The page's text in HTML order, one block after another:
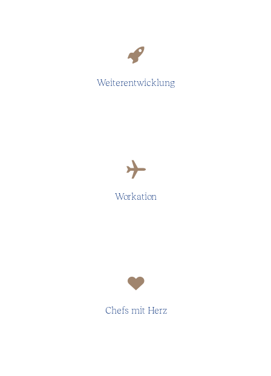
Weiterentwicklung
Workation
2 Wochen Workation zusätzlich zum Urlaub –
Chefs mit Herz